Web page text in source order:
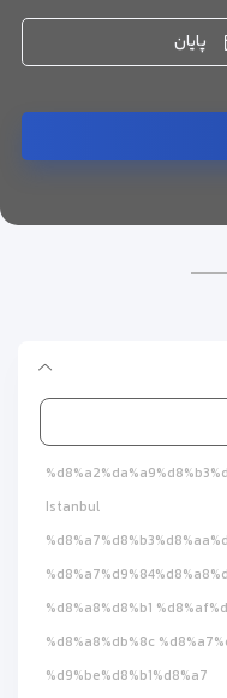
پایان
Istanbul
%d9%be%d8%b1%d8%a7